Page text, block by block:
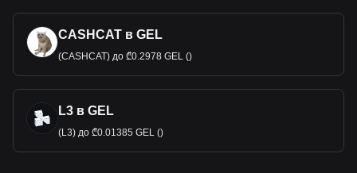
CASHCAT в GEL
(CASHCAT) до ₾0.2978 GEL ()
L3 в GEL
(L3) до ₾0.01385 GEL ()